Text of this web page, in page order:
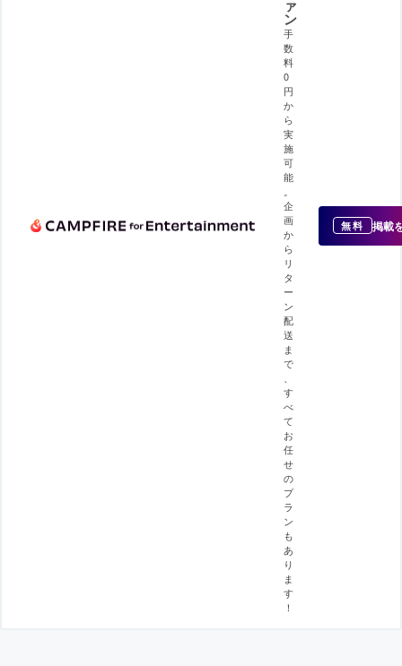
ァ
ン
手
数
料
0
円
か
ら
実
施
可
能
企
画
か
ら
リ
タ
ー
ン
配
送
ま
で
す
べ
て
お
任
せ
の
プ
ラ
ン
も
あ
り
ま
す
！
無料 掲載